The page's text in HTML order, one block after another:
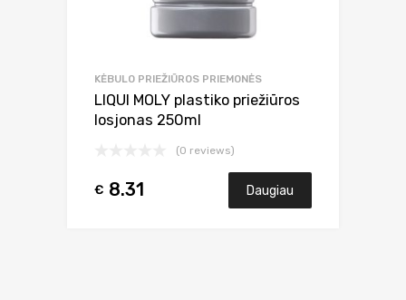
KĖBULO PRIEŽIŪROS PRIEMONĖS
LIQUI MOLY plastiko priežiūros
losjonas 250ml
(0 reviews)
€ 8.31 Daugiau